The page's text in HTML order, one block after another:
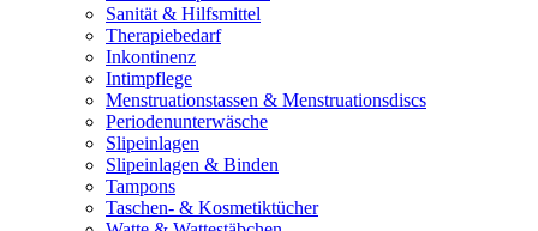
Sanität & Hilfsmittel
Therapiebedarf
Inkontinenz
Intimpflege
Menstruationstassen & Menstruationsdiscs
Periodenunterwäsche
Slipeinlagen
Slipeinlagen & Binden
Tampons
Taschen- & Kosmetiktücher